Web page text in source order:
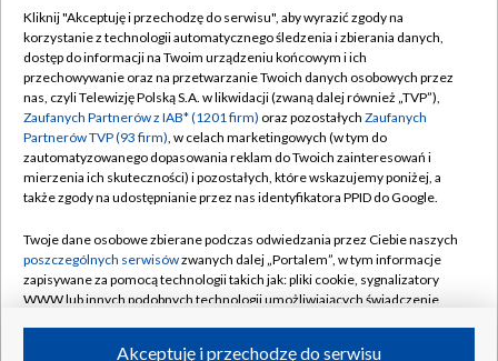
TVP
Abonament TVP
Emisja w TVP
Centrum informacji TVP
Naziemna Telewizja Cyfrowa
Rada Programowa
System NOS
Informacje o nadawcy
Regulamin TVP
Polityka prywatności
Moje zgody
Pomoc
Kontakt
Kanały
Kliknij "Akceptuję i przechodzę do serwisu", aby wyrazić zgody na
korzystanie z technologii automatycznego śledzenia i zbierania danych,
dostęp do informacji na Twoim urządzeniu końcowym i ich
przechowywanie oraz na przetwarzanie Twoich danych osobowych przez
nas, czyli Telewizję Polską S.A. w likwidacji (zwaną dalej również „TVP”),
Zaufanych Partnerów z IAB* (1201 firm) oraz pozostałych Zaufanych
Partnerów TVP (93 firm), w celach marketingowych (w tym do
zautomatyzowanego dopasowania reklam do Twoich zainteresowań i
mierzenia ich skuteczności) i pozostałych, które wskazujemy poniżej, a
także zgody na udostępnianie przez nas identyfikatora PPID do Google.
Twoje dane osobowe zbierane podczas odwiedzania przez Ciebie naszych
poszczególnych serwisówzwanych dalej „Portalem”, w tym informacje
zapisywane za pomocą technologii takich jak: pliki cookie, sygnalizatory
WWW lub innych podobnych technologii umożliwiających świadczenie
Akceptuję i przechodzę do serwisu